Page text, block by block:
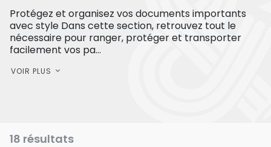
Protégez et organisez vos documents importants
avec style Dans cette section, retrouvez tout le
nécessaire pour ranger, protéger et transporter
facilement vos pa...
VOIR PLUS
18 résultats